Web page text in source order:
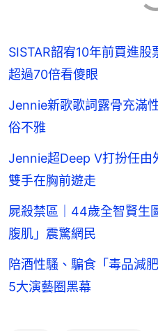
SISTAR韶宥10年前買進
超過70倍看傻眼
Jennie新歌歌詞露骨充滿
俗不雅
Jennie超Deep V打扮任
雙手在胸前遊走
屍殺禁區｜44歲全智賢
腹肌」震驚網民
陪酒性騷、騙食「毒品減
5大演藝圈黑幕